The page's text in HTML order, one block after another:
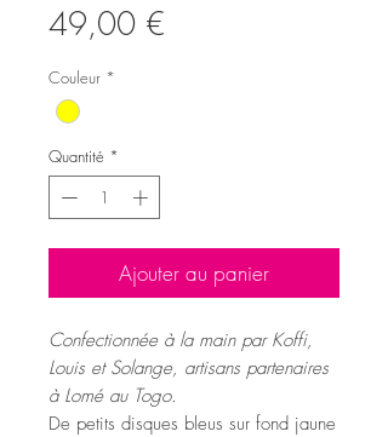
49,00 €
Couleur *
Quantité *
Ajouter au panier
Confectionnée à la main par Koffi,
Louis et Solange, artisans partenaires
à Lomé au Togo.
De petits disques bleus sur fond jaune